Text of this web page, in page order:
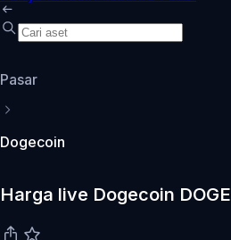
Pasar
Dogecoin
Harga live Dogecoin DOGE